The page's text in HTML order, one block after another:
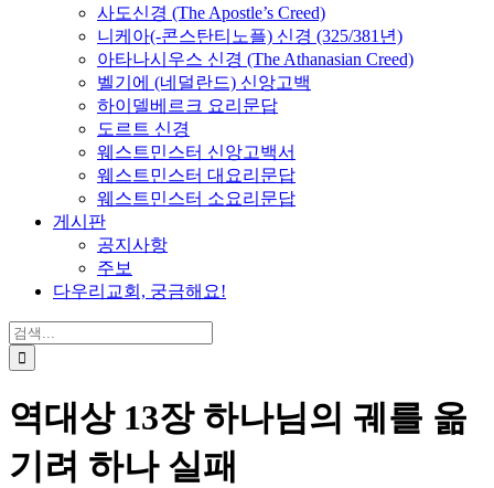
사도신경 (The Apostle’s Creed)
니케아(-콘스탄티노플) 신경 (325/381년)
아타나시우스 신경 (The Athanasian Creed)
벨기에 (네덜란드) 신앙고백
하이델베르크 요리문답
도르트 신경
웨스트민스터 신앙고백서
웨스트민스터 대요리문답
웨스트민스터 소요리문답
게시판
공지사항
주보
다우리교회, 궁금해요!
검
색
...
역대상 13장 하나님의 궤를 옮
기려 하나 실패